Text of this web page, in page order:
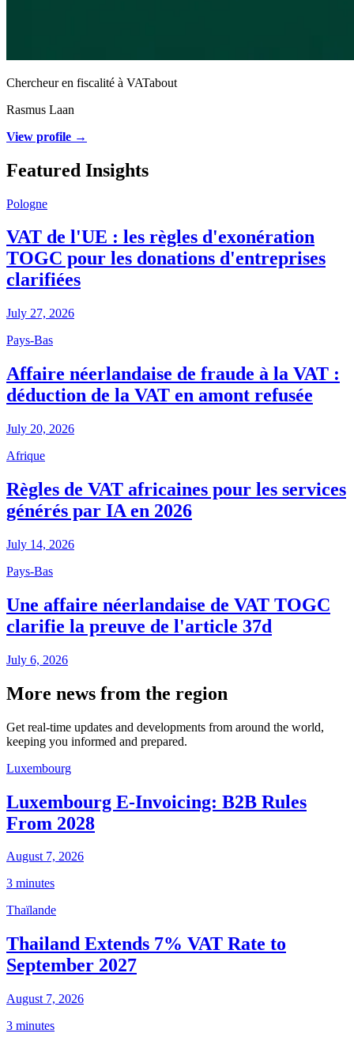
Chercheur en fiscalité à VATabout
Rasmus Laan
View profile →
Featured Insights
Pologne
VAT de l'UE : les règles d'exonération
TOGC pour les donations d'entreprises
clarifiées
July 27, 2026
Pays-Bas
Affaire néerlandaise de fraude à la VAT :
déduction de la VAT en amont refusée
July 20, 2026
Afrique
Règles de VAT africaines pour les services
générés par IA en 2026
July 14, 2026
Pays-Bas
Une affaire néerlandaise de VAT TOGC
clarifie la preuve de l'article 37d
July 6, 2026
More news from the region
Get real-time updates and developments from around the world,
keeping you informed and prepared.
Luxembourg
Luxembourg E-Invoicing: B2B Rules
From 2028
August 7, 2026
3 minutes
Thaïlande
Thailand Extends 7% VAT Rate to
September 2027
August 7, 2026
3 minutes